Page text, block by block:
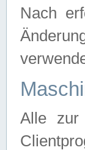
Nach
Alle zur